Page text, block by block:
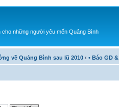
cho những người yêu mến Quảng Bình
về Quảng Bình sau lũ 2010 ‹ • Báo GD